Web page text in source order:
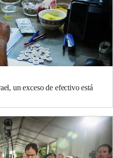
un exceso de efectivo está